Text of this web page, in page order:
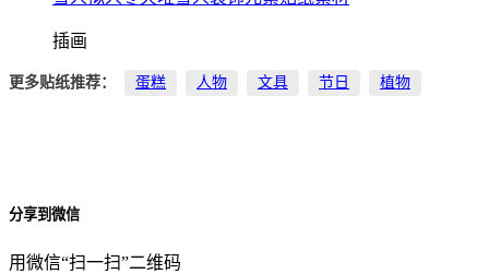
插画
更多贴纸推荐： 蛋糕 人物 文具 节日 植物
分享到微信
用微信“扫一扫”二维码